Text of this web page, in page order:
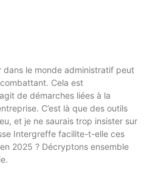
le monde administratif peut
Cela est
de démarches liées à la
C’est là que des outils
et je ne saurais trop insister sur
Intergreffe facilite-t-elle ces
2025 ? Décryptons ensemble